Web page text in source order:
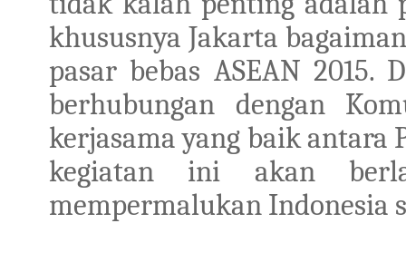
khususnya Jakarta
pasar bebas ASEAN 2015.
berhubungan dengan
kerjasama yang baik antara
kegiatan ini akan
mempermalukan Indonesia